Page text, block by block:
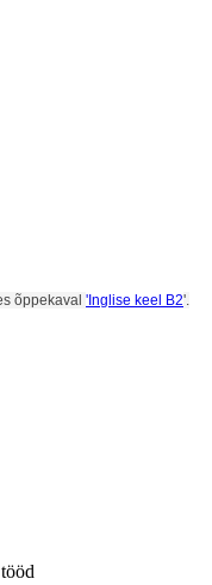
õppekaval 'Inglise keel B2'.